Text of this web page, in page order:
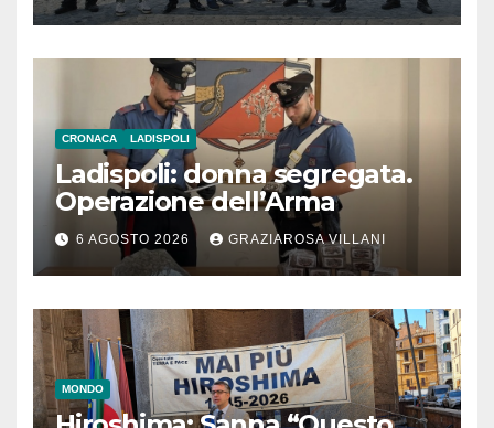
CRONACA LADISPOLI
Ladispoli: donna segregata.
Operazione dell’Arma
6 AGOSTO 2026 GRAZIAROSA VILLANI
MONDO